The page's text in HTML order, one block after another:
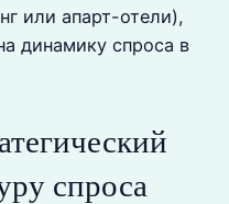
или апарт-отели),
динамику спроса в
спроса